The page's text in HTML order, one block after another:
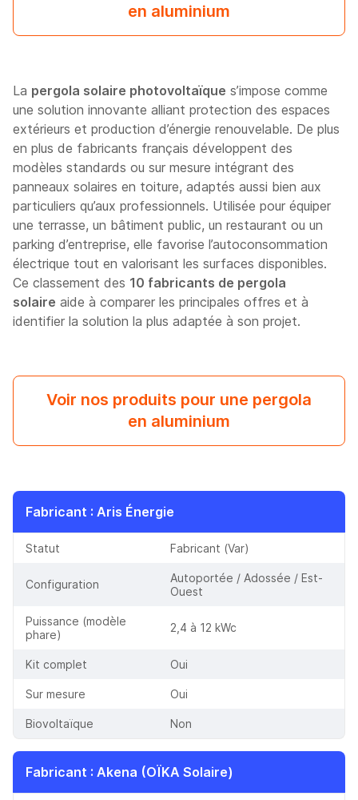
en aluminium
La pergola solaire photovoltaïque s’impose comme
une solution innovante alliant protection des espaces
extérieurs et production d’énergie renouvelable. De plus
en plus de fabricants français développent des
modèles standards ou sur mesure intégrant des
panneaux solaires en toiture, adaptés aussi bien aux
particuliers qu’aux professionnels. Utilisée pour équiper
une terrasse, un bâtiment public, un restaurant ou un
parking d’entreprise, elle favorise l’autoconsommation
électrique tout en valorisant les surfaces disponibles.
Ce classement des 10 fabricants de pergola
solaire aide à comparer les principales offres et à
identifier la solution la plus adaptée à son projet.
Voir nos produits pour une pergola
en aluminium
Fabricant : Aris Énergie
Statut Fabricant (Var)
Configuration
Autoportée / Adossée / Est-
Ouest
Puissance (modèle
phare)
2,4 à 12 kWc
Kit complet Oui
Sur mesure Oui
Biovoltaïque Non
Fabricant : Akena (OÏKA Solaire)